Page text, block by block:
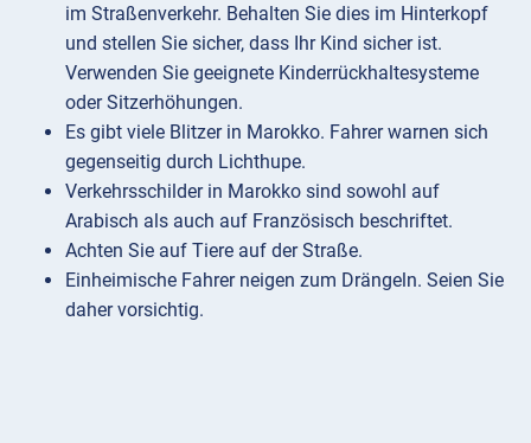
im Straßenverkehr. Behalten Sie dies im Hinterkopf
und stellen Sie sicher, dass Ihr Kind sicher ist.
Verwenden Sie geeignete Kinderrückhaltesysteme
oder Sitzerhöhungen.
Es gibt viele Blitzer in Marokko. Fahrer warnen sich
gegenseitig durch Lichthupe.
Verkehrsschilder in Marokko sind sowohl auf
Arabisch als auch auf Französisch beschriftet.
Achten Sie auf Tiere auf der Straße.
Einheimische Fahrer neigen zum Drängeln. Seien Sie
daher vorsichtig.